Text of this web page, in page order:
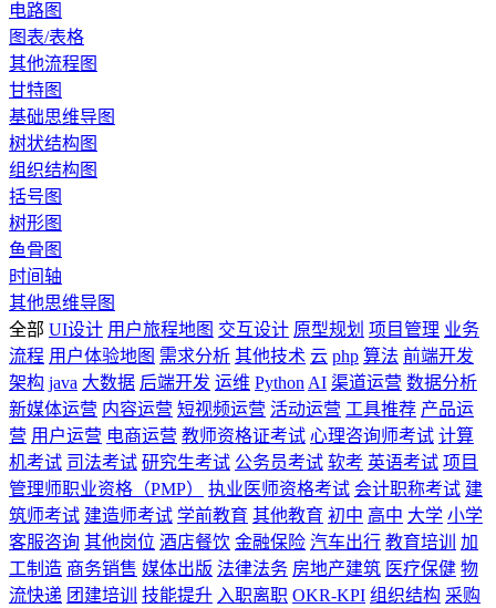
电路图
图表/表格
其他流程图
甘特图
基础思维导图
树状结构图
组织结构图
括号图
树形图
鱼骨图
时间轴
其他思维导图
全部 UI设计 用户旅程地图 交互设计 原型规划 项目管理 业务
流程 用户体验地图 需求分析 其他技术 云 php 算法 前端开发
架构 java 大数据 后端开发 运维 Python AI 渠道运营 数据分析
新媒体运营 内容运营 短视频运营 活动运营 工具推荐 产品运
营 用户运营 电商运营 教师资格证考试 心理咨询师考试 计算
机考试 司法考试 研究生考试 公务员考试 软考 英语考试 项目
管理师职业资格（PMP）
执业医师资格考试 会计职称考试 建
筑师考试 建造师考试 学前教育 其他教育 初中 高中 大学 小学
客服咨询 其他岗位 酒店餐饮 金融保险 汽车出行 教育培训
加
工制造 商务销售 媒体出版 法律法务 房地产建筑 医疗保健 物
流快递 团建培训 技能提升 入职离职 OKR-KPI 组织结构 采购